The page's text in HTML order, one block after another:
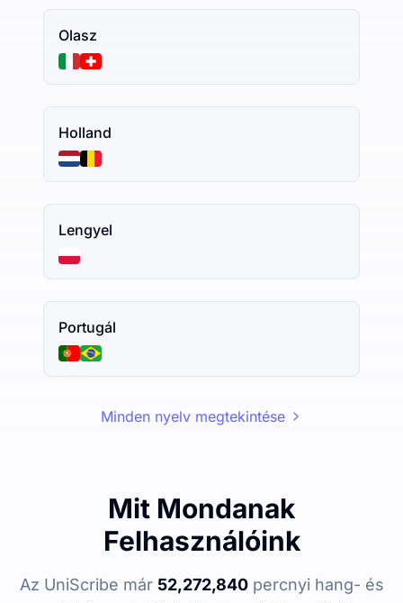
Olasz
Holland
Lengyel
Portugál
Minden nyelv megtekintése
Mit Mondanak
Felhasználóink
Az UniScribe már 52,272,840percnyi hang- és